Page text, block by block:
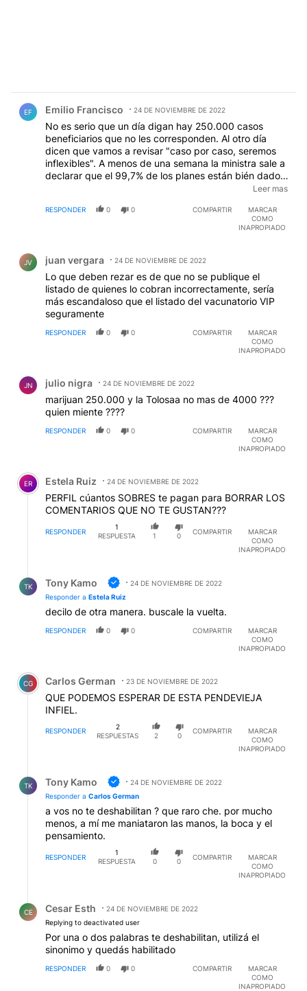
EF Emilio Francisco 24 DE NOVIEMBRE DE 2022
No es serio que un día digan hay 250.000 casos
beneficiarios que no les corresponden. Al otro día
dicen que vamos a revisar "caso por caso, seremos
inflexibles". A menos de una semana la ministra sale a
declarar que el 99,7% de los planes están bién dados
y la AFIP y el Banco Central pueden ser tan
Leer mas
RESPONDER 0 0 COMPARTIR
MARCAR
COMO
INAPROPIADO
JV juan vergara 24 DE NOVIEMBRE DE 2022
Lo que deben rezar es de que no se publique el
listado de quienes lo cobran incorrectamente, sería
más escandaloso que el listado del vacunatorio VIP
seguramente
RESPONDER 0 0 COMPARTIR
MARCAR
COMO
INAPROPIADO
JN julio nigra 24 DE NOVIEMBRE DE 2022
marijuan 250.000 y la Tolosaa no mas de 4000 ???
quien miente ????
RESPONDER 0 0 COMPARTIR
MARCAR
COMO
INAPROPIADO
Comentario de Estela Ruiz.
ER Estela Ruiz 24 DE NOVIEMBRE DE 2022
PERFIL cúantos SOBRES te pagan para BORRAR LOS
COMENTARIOS QUE NO TE GUSTAN???
RESPONDER
1
RESPUESTA
1 0
COMPARTIR
MARCAR
COMO
INAPROPIADO
TK Tony Kamo
24 DE NOVIEMBRE DE 2022
Responder a Estela Ruiz
decilo de otra manera. buscale la vuelta.
RESPONDER 0 0 COMPARTIR
MARCAR
COMO
INAPROPIADO
Comentario de Carlos German.
CG Carlos German 23 DE NOVIEMBRE DE 2022
QUE PODEMOS ESPERAR DE ESTA PENDEVIEJA
INFIEL.
RESPONDER
2
RESPUESTAS
2 0
COMPARTIR
MARCAR
COMO
INAPROPIADO
TK Tony Kamo
24 DE NOVIEMBRE DE 2022
Responder a Carlos German
a vos no te deshabilitan ? que raro che. por mucho
menos, a mí me maniataron las manos, la boca y el
pensamiento.
RESPONDER
1
RESPUESTA
0 0
COMPARTIR
MARCAR
COMO
INAPROPIADO
CE Cesar Esth
24 DE NOVIEMBRE DE 2022
Replying to deactivated user
Por una o dos palabras te deshabilitan, utilizá el
sinonimo y quedás habilitado
RESPONDER 0 0 COMPARTIR
MARCAR
COMO
INAPROPIADO